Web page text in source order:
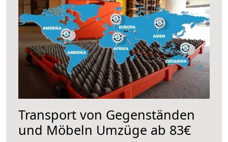
Transport von Gegenständen
und Möbeln Umzüge ab 83€